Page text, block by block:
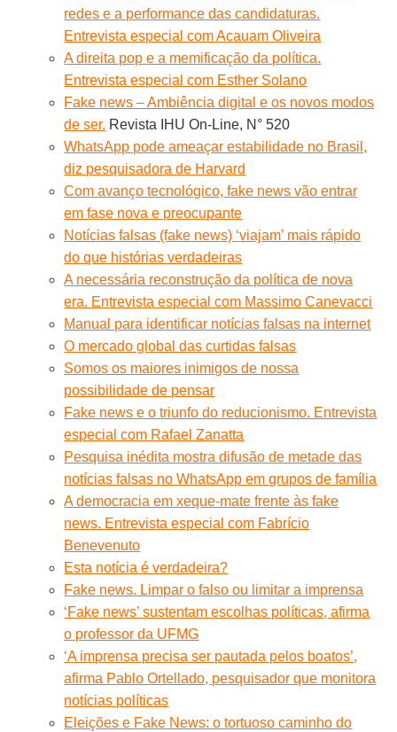
redes e a performance das candidaturas.
Entrevista especial com Acauam Oliveira
A direita pop e a memificação da política.
Entrevista especial com Esther Solano
Fake news – Ambiência digital e os novos modos
de ser. Revista IHU On-Line, N° 520
WhatsApp pode ameaçar estabilidade no Brasil,
diz pesquisadora de Harvard
Com avanço tecnológico, fake news vão entrar
em fase nova e preocupante
Notícias falsas (fake news) ‘viajam’ mais rápido
do que histórias verdadeiras
A necessária reconstrução da política de nova
era. Entrevista especial com Massimo Canevacci
Manual para identificar notícias falsas na internet
O mercado global das curtidas falsas
Somos os maiores inimigos de nossa
possibilidade de pensar
Fake news e o triunfo do reducionismo. Entrevista
especial com Rafael Zanatta
Pesquisa inédita mostra difusão de metade das
notícias falsas no WhatsApp em grupos de família
A democracia em xeque-mate frente às fake
news. Entrevista especial com Fabrício
Benevenuto
Esta notícia é verdadeira?
Fake news. Limpar o falso ou limitar a imprensa
‘Fake news’ sustentam escolhas políticas, afirma
o professor da UFMG
‘A imprensa precisa ser pautada pelos boatos’,
afirma Pablo Ortellado, pesquisador que monitora
notícias políticas
Eleições e Fake News: o tortuoso caminho do